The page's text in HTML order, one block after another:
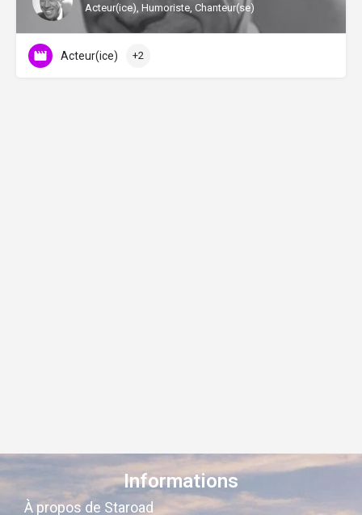
Acteur(ice), Humoriste, Chanteur(se)
Acteur(ice) +2
Informations
À propos de Staroad